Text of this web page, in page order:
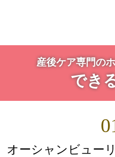
産後ケア専門の
でき
オーシャンビュー